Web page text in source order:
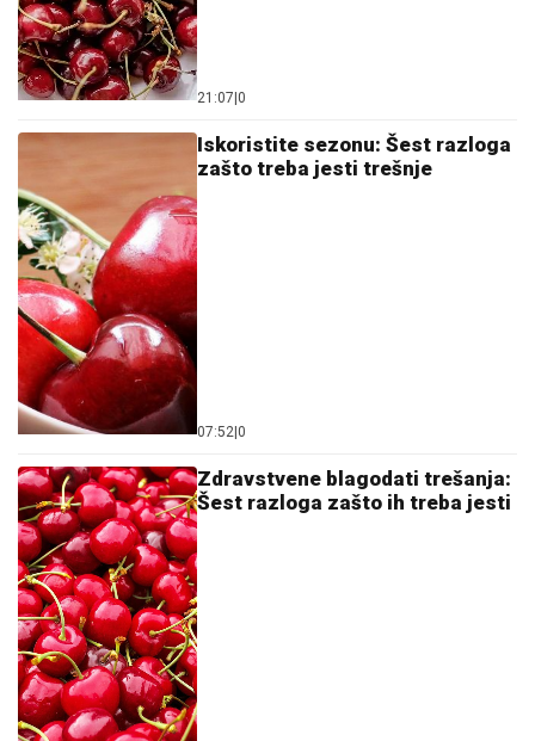
21:07 0
Iskoristite sezonu: Šest razloga
zašto treba jesti trešnje
07:52 0
Zdravstvene blagodati trešanja:
Šest razloga zašto ih treba jesti